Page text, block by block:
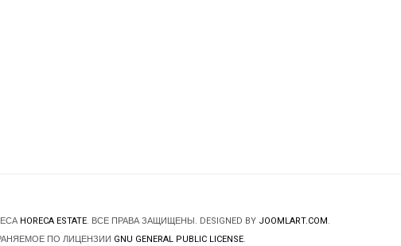
HORECA ESTATE. ВСЕ ПРАВА ЗАЩИЩЕНЫ. DESIGNED BY JOOMLART.COM.
ПО ЛИЦЕНЗИИ GNU GENERAL PUBLIC LICENSE.